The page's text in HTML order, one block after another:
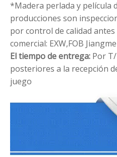
*Madera perlada y película
producciones son
por control de calidad
comercial: EXW,FOB
El tiempo de entrega: Por
posteriores a la recepción
juego